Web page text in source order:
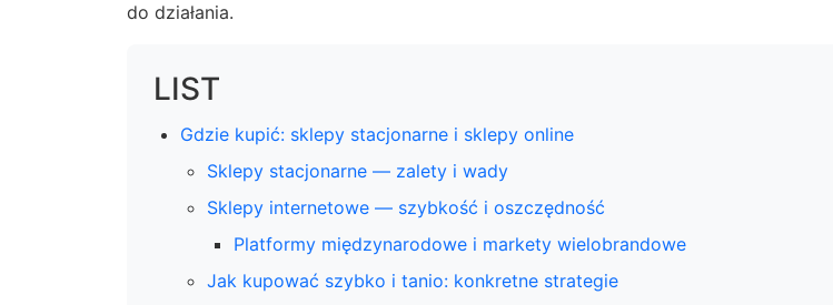
do działania.
LIST
Gdzie kupić: sklepy stacjonarne i sklepy online
Sklepy stacjonarne — zalety i wady
Sklepy internetowe — szybkość i oszczędność
Platformy międzynarodowe i markety wielobrandowe
Jak kupować szybko i tanio: konkretne strategie